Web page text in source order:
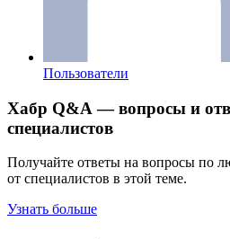
Пользователи
Хабр Q&A — вопросы и
специалистов
Получайте ответы на вопросы по
от специалистов в этой теме.
Узнать больше